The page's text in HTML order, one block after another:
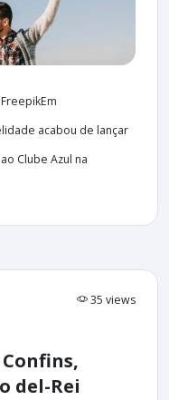
acabou de lançar
Clube Azul na
35 views
del-Rei